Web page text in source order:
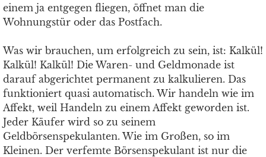
einem ja entgegen fliegen, öffnet man die
Wohnungstür oder das Postfach.
Was wir brauchen, um erfolgreich zu sein, ist: Kalkül!
Kalkül! Kalkül! Die Waren- und Geldmonade ist
darauf abgerichtet permanent zu kalkulieren. Das
funktioniert quasi automatisch. Wir handeln wie im
Affekt, weil Handeln zu einem Affekt geworden ist.
Jeder Käufer wird so zu seinem
Geldbörsenspekulanten. Wie im Großen, so im
Kleinen. Der verfemte Börsenspekulant ist nur die